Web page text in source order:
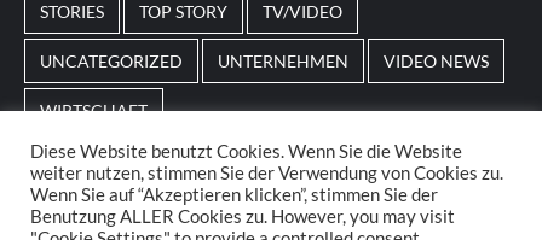
STORIES TOP STORY TV/VIDEO
UNCATEGORIZED UNTERNEHMEN VIDEO NEWS
WIRTSCHAFT
Home Impressum AGBs Datenschutz
Diese Website benutzt Cookies. Wenn Sie die Website
weiter nutzen, stimmen Sie der Verwendung von Cookies zu.
Wenn Sie auf “Akzeptieren klicken”, stimmen Sie der
Benutzung ALLER Cookies zu. However, you may visit